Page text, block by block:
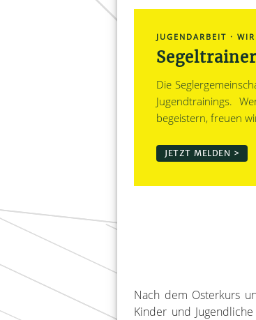
JUGENDARBEIT ·
Die
Jugendtrainings.
begeistern, freuen
JETZT MELDEN >
Nach dem Osterkurs
Kinder und